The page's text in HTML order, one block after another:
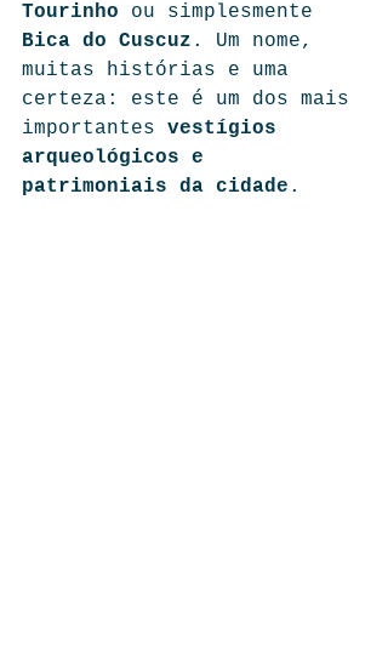
Tourinho ou simplesmente
Bica do Cuscuz . Um nome,
muitas histórias e uma
certeza: este é um dos mais
importantes vestígios
arqueológicos e
patrimoniais da cidade .